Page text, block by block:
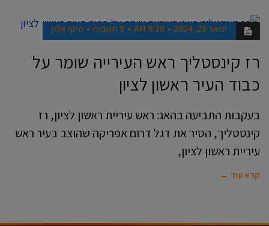
חדשות
ינואר 28, 2024 9:20 AM 9 תגובות מיקי אלון
רז קינסטליך ראש העירייה שומר על
כבוד העיר ראשון לציון
בעקבות התביעה בהאג: ראש עיריית ראשון לציון, רז
קינסטליך, הסיר את דגל דרום אפריקה שהוצב בעיר ראש
עיריית ראשון לציון,
קרא עוד ←